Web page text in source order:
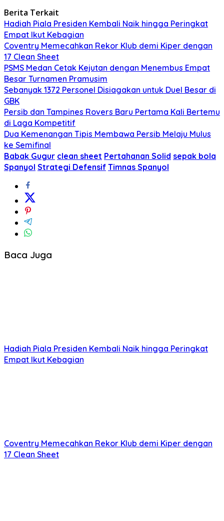
Berita Terkait
Hadiah Piala Presiden Kembali Naik hingga Peringkat
Empat Ikut Kebagian
Coventry Memecahkan Rekor Klub demi Kiper dengan
17 Clean Sheet
PSMS Medan Cetak Kejutan dengan Menembus Empat
Besar Turnamen Pramusim
Sebanyak 1372 Personel Disiagakan untuk Duel Besar di
GBK
Persib dan Tampines Rovers Baru Pertama Kali Bertemu
di Laga Kompetitif
Dua Kemenangan Tipis Membawa Persib Melaju Mulus
ke Semifinal
Babak Gugur clean sheet Pertahanan Solid sepak bola
Spanyol Strategi Defensif Timnas Spanyol
Baca Juga
Hadiah Piala Presiden Kembali Naik hingga Peringkat
Empat Ikut Kebagian
Coventry Memecahkan Rekor Klub demi Kiper dengan
17 Clean Sheet